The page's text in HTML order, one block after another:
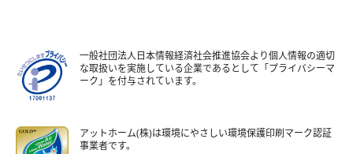
一般社団法人日本情報経済社会推進協会より個人情報の適切
な取扱いを実施している企業であるとして「プライバシーマ
ーク」を付与されています。
アットホーム(株)は環境にやさしい環境保護印刷マーク認証
事業者です。